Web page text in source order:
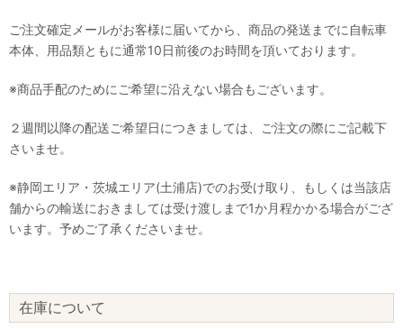
ご注文確定メールがお客様に届いてから、商品の発送までに自転車
本体、用品類ともに通常10日前後のお時間を頂いております。
※商品手配のためにご希望に沿えない場合もございます。
２週間以降の配送ご希望日につきましては、ご注文の際にご記載下
さいませ。
※静岡エリア・茨城エリア(土浦店)でのお受け取り、もしくは当該店
舗からの輸送におきましては受け渡しまで1か月程かかる場合がござ
います。予めご了承くださいませ。
在庫について